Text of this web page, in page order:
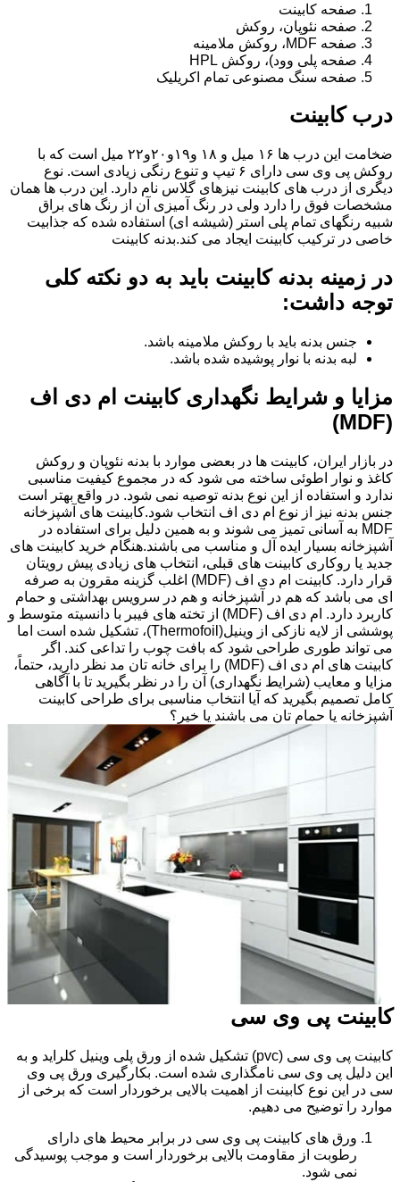
صفحه کابینت
صفحه نئوپان، روکش
صفحه MDF، روکش ملامینه
صفحه پلی وود)، روکش HPL
صفحه سنگ مصنوعی تمام اکریلیک
درب کابینت
ضخامت این درب ها ۱۶ میل و ۱۸ و١٩و٢٠و٢٢ میل است که با
روکش پی وی سی دارای ۶ تیپ و تنوع رنگی زیادی است. نوع
دیگری از درب های کابینت نیزهای گلاس نام دارد. این درب ها همان
مشخصات فوق را دارد ولی در رنگ آمیزی آن از رنگ های براق
شبیه رنگهای تمام پلی استر (شیشه ای) استفاده شده که جذابیت
خاصی در ترکیب کابینت ایجاد می کند.بدنه کابینت
در زمینه بدنه کابینت باید به دو نکته کلی
توجه داشت:
جنس بدنه باید با روکش ملامینه باشد.
لبه بدنه با نوار پوشیده شده باشد.
مزایا و شرایط نگهداری کابینت ام دی اف
(MDF)
در بازار ایران، کابینت ها در بعضی موارد با بدنه نئوپان و روکش
کاغذ و نوار اطوئی ساخته می شود که در مجموع کیفیت مناسبی
ندارد و استفاده از این نوع بدنه توصیه نمی شود. در واقع بهتر است
جنس بدنه نیز از نوع ام دی اف انتخاب شود.کابینت های آشپزخانه
MDF به آسانی تمیز می شوند و به همین دلیل برای استفاده در
آشپزخانه بسیار ایده آل و مناسب می باشند.هنگام خرید کابینت های
جدید یا روکاری کابینت های قبلی، انتخاب های زیادی پیش رویتان
قرار دارد. کابینت ام دی اف (MDF) اغلب گزینه مقرون به صرفه
ای می باشد که هم در آشپزخانه و هم در سرویس بهداشتی و حمام
کاربرد دارد. ام دی اف (MDF) از تخته های فیبر با دانسیته متوسط و
پوششی از لایه نازکی از وینیل(Thermofoil)، تشکیل شده است اما
می تواند طوری طراحی شود که بافت چوب را تداعی کند. اگر
کابینت های ام دی اف (MDF) را برای خانه تان مد نظر دارید، حتماً،
مزایا و معایب (شرایط نگهداری) آن را در نظر بگیرید تا با آگاهی
کامل تصمیم بگیرید که آیا انتخاب مناسبی برای طراحی کابینت
آشپزخانه یا حمام تان می باشند یا خیر؟
کابینت پی وی سی
کابینت پی وی سی (pvc) تشکیل شده از ورق پلی وینیل کلراید و به
این دلیل پی وی سی نامگذاری شده است. بکارگیری ورق پی وی
سی در این نوع کابینت از اهمیت بالایی برخوردار است که برخی از
موارد را توضیح می دهیم.
ورق های کابینت پی وی سی در برابر محیط های دارای
رطوبت از مقاومت بالایی برخوردار است و موجب پوسیدگی
نمی شود.